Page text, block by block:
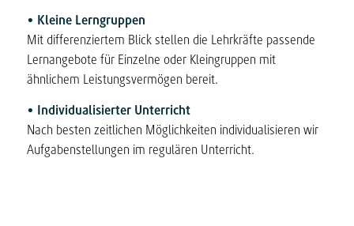
• Kleine Lerngruppen
Mit differenziertem Blick stellen die Lehrkräfte passende
Lernangebote für Einzelne oder Kleingruppen mit
ähnlichem Leistungsvermögen bereit.
• Individualisierter Unterricht
Nach besten zeitlichen Möglichkeiten individualisieren wir
Aufgabenstellungen im regulären Unterricht.